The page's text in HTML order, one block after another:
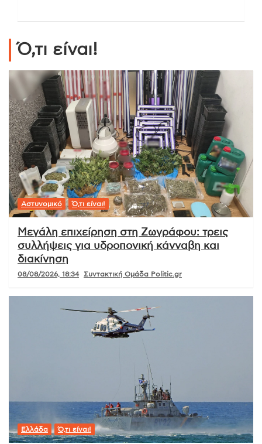
Ό,τι είναι!
Αστυνομικό Ό,τι είναι!
Μεγάλη επιχείρηση στη Ζωγράφου: τρεις
συλλήψεις για υδροπονική κάνναβη και
διακίνηση
08/08/2026, 18:34 Συντακτική Ομάδα Politic.gr
Ελλάδα Ό,τι είναι!